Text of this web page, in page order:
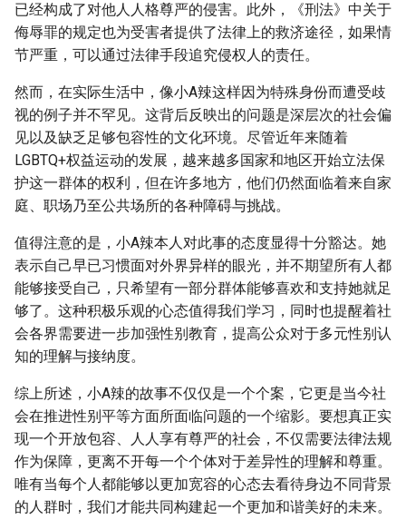
c
h
已经构成了对他人人格尊严的侵害。此外，《刑法》中关于
侮辱罪的规定也为受害者提供了法律上的救济途径，如果情
节严重，可以通过法律手段追究侵权人的责任。
然而，在实际生活中，像小A辣这样因为特殊身份而遭受歧
视的例子并不罕见。这背后反映出的问题是深层次的社会偏
见以及缺乏足够包容性的文化环境。尽管近年来随着
LGBTQ+权益运动的发展，越来越多国家和地区开始立法保
护这一群体的权利，但在许多地方，他们仍然面临着来自家
庭、职场乃至公共场所的各种障碍与挑战。
值得注意的是，小A辣本人对此事的态度显得十分豁达。她
表示自己早已习惯面对外界异样的眼光，并不期望所有人都
能够接受自己，只希望有一部分群体能够喜欢和支持她就足
够了。这种积极乐观的心态值得我们学习，同时也提醒着社
会各界需要进一步加强性别教育，提高公众对于多元性别认
知的理解与接纳度。
综上所述，小A辣的故事不仅仅是一个个案，它更是当今社
会在推进性别平等方面所面临问题的一个缩影。要想真正实
现一个开放包容、人人享有尊严的社会，不仅需要法律法规
作为保障，更离不开每一个个体对于差异性的理解和尊重。
唯有当每个人都能够以更加宽容的心态去看待身边不同背景
的人群时，我们才能共同构建起一个更加和谐美好的未来。